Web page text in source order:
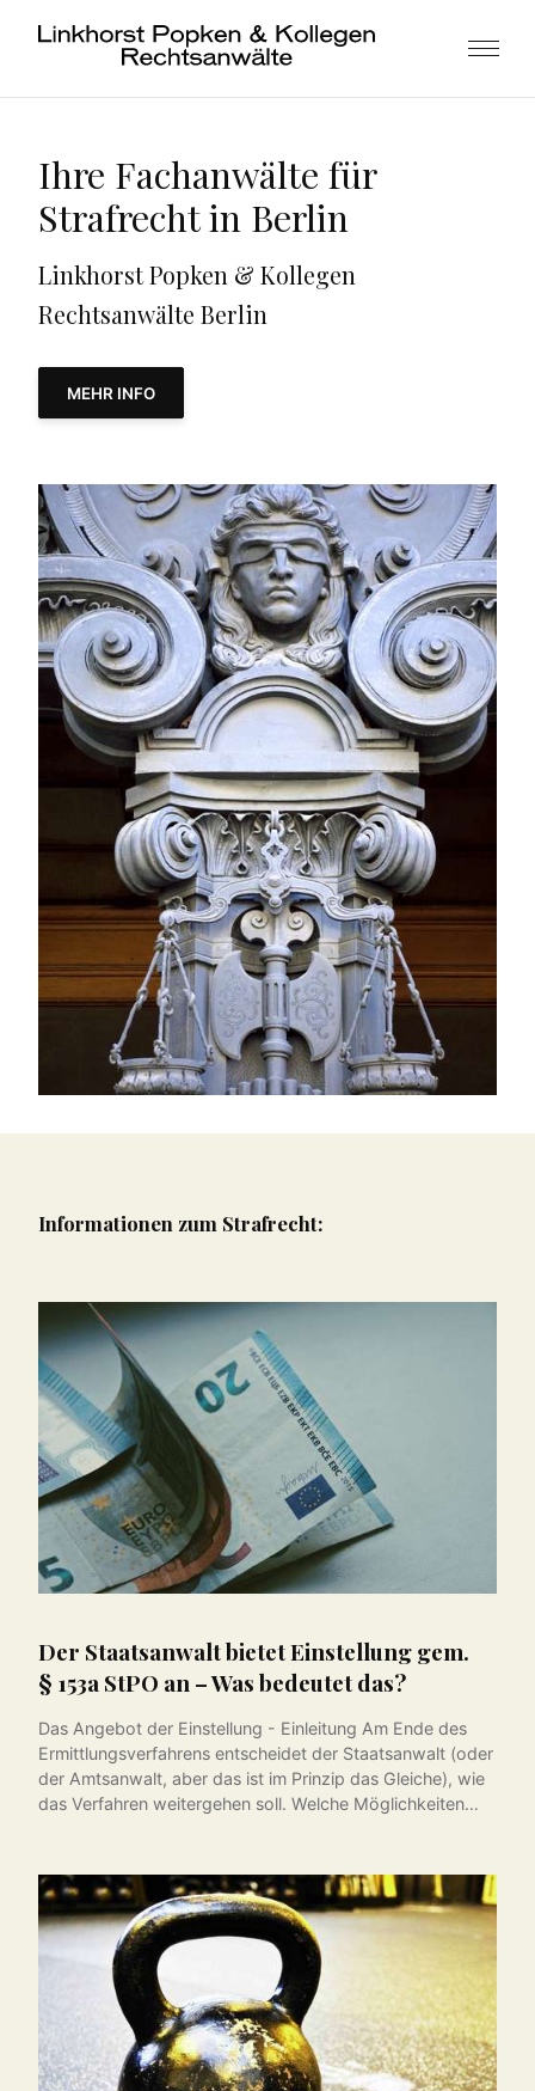
Ihre Fachanwälte für
Strafrecht in Berlin
Linkhorst Popken & Kollegen
Rechtsanwälte Berlin
MEHR INFO
Informationen zum Strafrecht:
Der Staatsanwalt bietet Einstellung gem.
§ 153a StPO an – Was bedeutet das?
Das Angebot der Einstellung - Einleitung Am Ende des
Ermittlungsverfahrens entscheidet der Staatsanwalt (oder
der Amtsanwalt, aber das ist im Prinzip das Gleiche), wie
das Verfahren weitergehen soll. Welche Möglichkeiten…